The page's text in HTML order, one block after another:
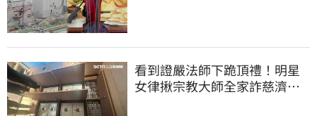
看到證嚴法師下跪頂禮！明星
女律揪宗教大師全家詐慈濟…